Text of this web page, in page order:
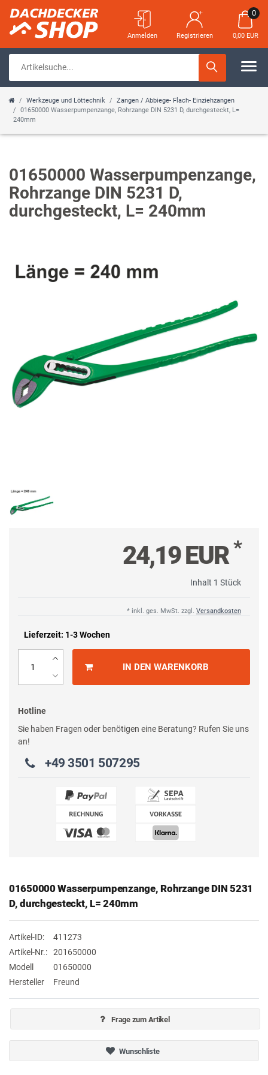
Anmelden Registrieren
0
0,00 EUR
Werkzeuge und Löttechnik
Zangen / Abbiege- Flach- Einziehzangen
01650000 Wasserpumpenzange, Rohrzange DIN 5231 D, durchgesteckt, L=
240mm
01650000 Wasserpumpenzange,
Rohrzange DIN 5231 D,
durchgesteckt, L= 240mm
24,19 EUR*
Inhalt 1 Stück
* inkl. ges. MwSt. zzgl. Versandkosten
Lieferzeit: 1-3 Wochen
IN DEN WARENKORB
Hotline
Sie haben Fragen oder benötigen eine Beratung? Rufen Sie uns
an!
+49 3501 507295
01650000 Wasserpumpenzange, Rohrzange DIN 5231
D, durchgesteckt, L= 240mm
Artikel-ID:
411273
Artikel-Nr.:
201650000
Modell
01650000
Hersteller
Freund
Frage zum Artikel
Wunschliste